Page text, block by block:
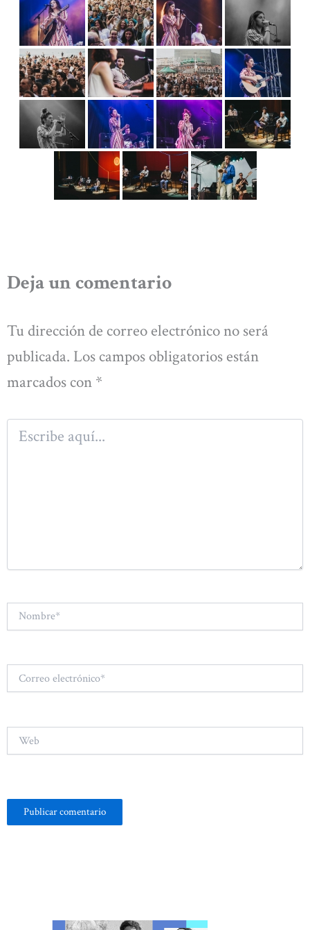
Deja un comentario
Tu dirección de correo electrónico no será
publicada. Los campos obligatorios están
marcados con *
aquí...
electrónico*